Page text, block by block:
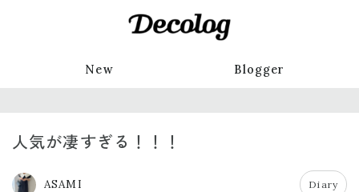
New Blogger
人気が凄すぎる！！！
ASAMI Diary